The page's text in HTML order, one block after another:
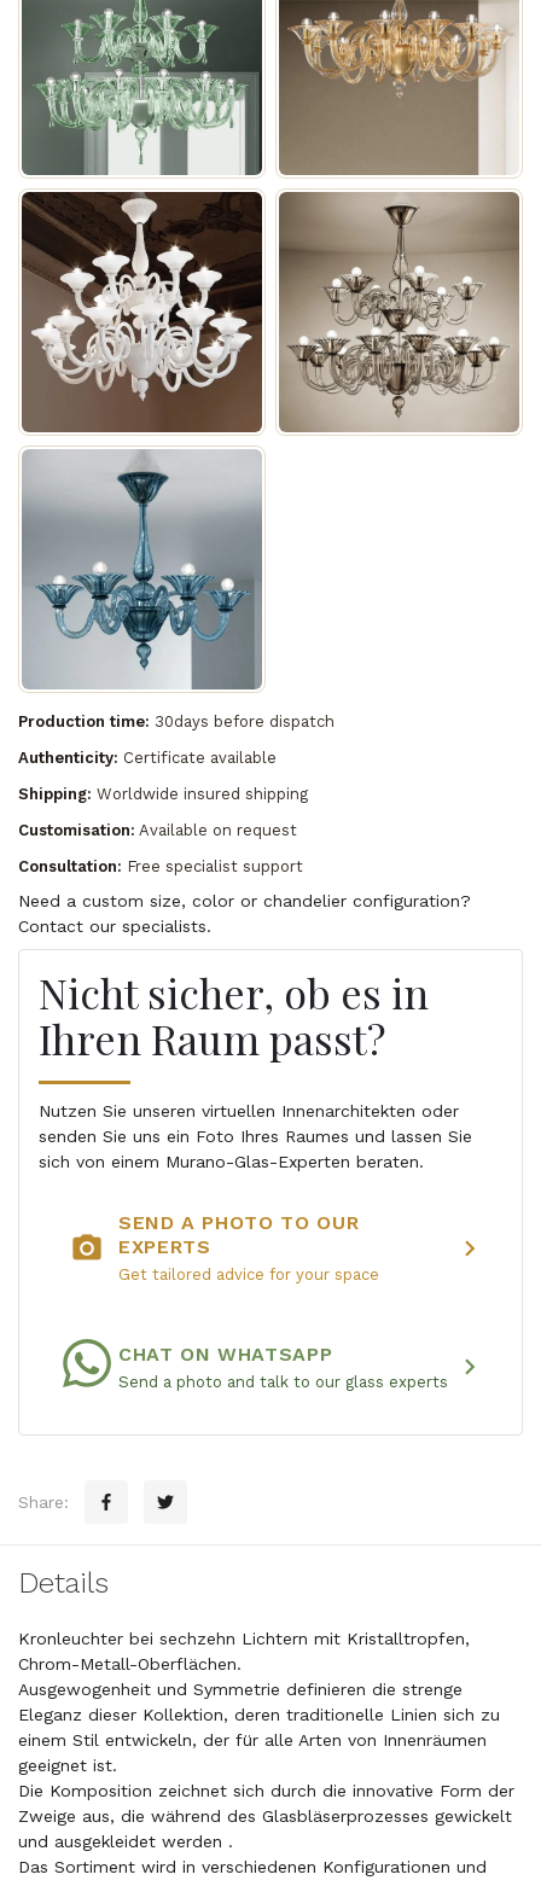
Production time: 30days before dispatch
Authenticity: Certificate available
Shipping: Worldwide insured shipping
Customisation: Available on request
Consultation: Free specialist support
Need a custom size, color or chandelier configuration?
Contact our specialists.
Nicht sicher, ob es in
Ihren Raum passt?
Nutzen Sie unseren virtuellen Innenarchitekten oder
senden Sie uns ein Foto Ihres Raumes und lassen Sie
sich von einem Murano-Glas-Experten beraten.
photo_camera
SEND A PHOTO TO OUR
EXPERTS
Get tailored advice for your space
chevron_right
CHAT ON WHATSAPP
Send a photo and talk to our glass experts chevron_right
Share:
Details
Kronleuchter bei sechzehn Lichtern mit Kristalltropfen,
Chrom-Metall-Oberflächen.
Ausgewogenheit und Symmetrie definieren die strenge
Eleganz dieser Kollektion, deren traditionelle Linien sich zu
einem Stil entwickeln, der für alle Arten von Innenräumen
geeignet ist.
Die Komposition zeichnet sich durch die innovative Form der
Zweige aus, die während des Glasbläserprozesses gewickelt
und ausgekleidet werden .
Das Sortiment wird in verschiedenen Konfigurationen und